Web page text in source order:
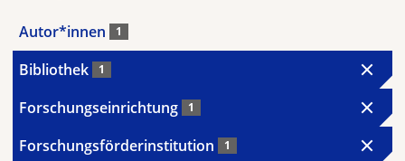
Autor*innen 1
Bibliothek 1
Forschungseinrichtung 1
Forschungsförderinstitution 1